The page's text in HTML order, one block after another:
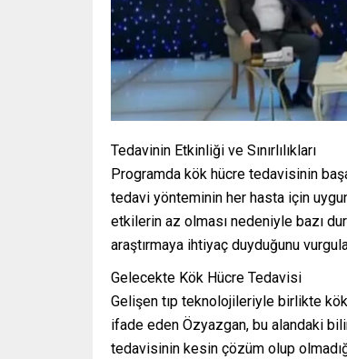
Tedavinin Etkinliği ve Sınırlılıkları
Programda kök hücre tedavisinin
tedavi yönteminin her hasta için
etkilerin az olması nedeniyle bazı
araştırmaya ihtiyaç duyduğunu
Gelecekte Kök Hücre Tedavisi
Gelişen tıp teknolojileriyle birlikte
ifade eden Özyazgan, bu alandaki
tedavisinin kesin çözüm olup